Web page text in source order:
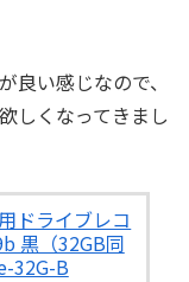
良い感じなので、
しくなってきまし
ドライブレコ
黒（32GB同
32G-B